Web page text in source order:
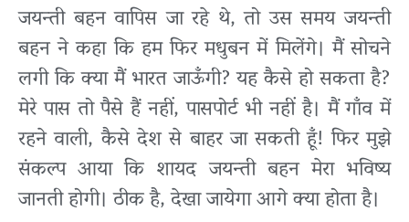
जयन्ती बहन वापिस जा रहे थे, तो उस समय जयन्ती
बहन ने कहा कि हम फिर मधुबन में मिलेंगे। मैं सोचने
लगी कि क्या मैं भारत जाऊँगी? यह कैसे हो सकता है?
मेरे पास तो पैसे हैं नहीं, पासपोर्ट भी नहीं है। मैं गाँव में
रहने वाली, कैसे देश से बाहर जा सकती हूँ! फिर मुझे
संकल्प आया कि शायद जयन्ती बहन मेरा भविष्य
जानती होगी। ठीक है, देखा जायेगा आगे क्या होता है।